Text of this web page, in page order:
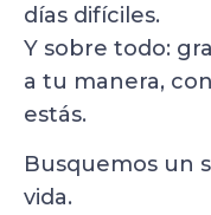
días difíciles.
Y sobre todo:
a tu manera,
estás.
Busquemos un
vida.